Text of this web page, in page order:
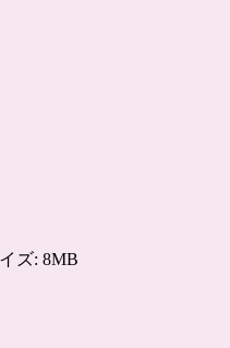
ズ: 8MB